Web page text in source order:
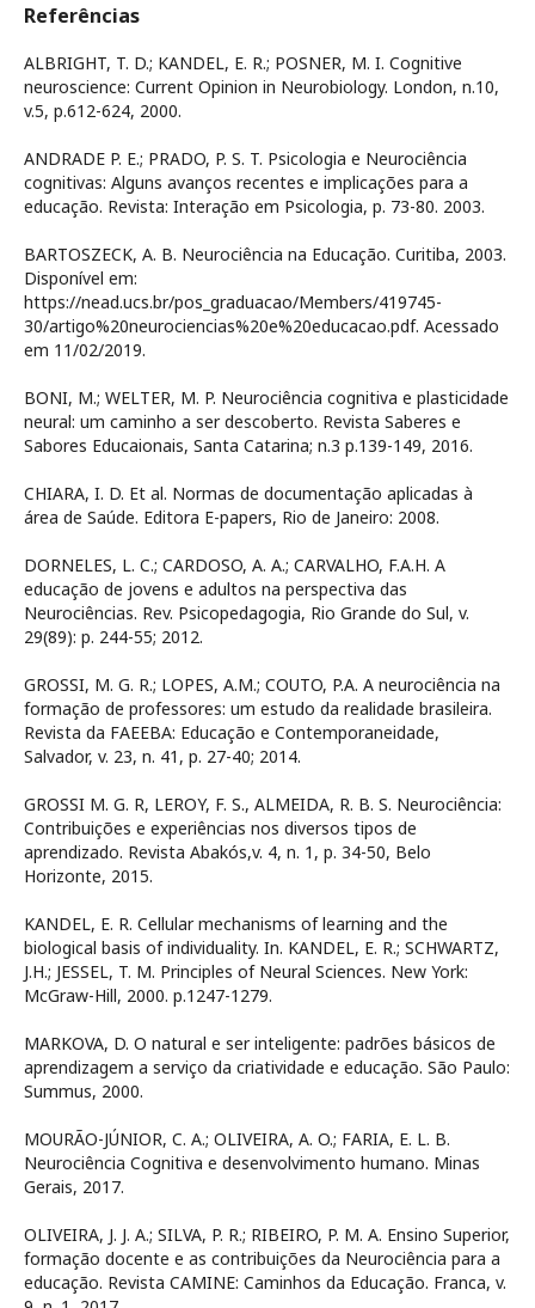
Referências
ALBRIGHT, T. D.; KANDEL, E. R.; POSNER, M. I. Cognitive
neuroscience: Current Opinion in Neurobiology. London, n.10,
v.5, p.612-624, 2000.
ANDRADE P. E.; PRADO, P. S. T. Psicologia e Neurociência
cognitivas: Alguns avanços recentes e implicações para a
educação. Revista: Interação em Psicologia, p. 73-80. 2003.
BARTOSZECK, A. B. Neurociência na Educação. Curitiba, 2003.
Disponível em:
https://nead.ucs.br/pos_graduacao/Members/419745-
30/artigo%20neurociencias%20e%20educacao.pdf. Acessado
em 11/02/2019.
BONI, M.; WELTER, M. P. Neurociência cognitiva e plasticidade
neural: um caminho a ser descoberto. Revista Saberes e
Sabores Educaionais, Santa Catarina; n.3 p.139-149, 2016.
CHIARA, I. D. Et al. Normas de documentação aplicadas à
área de Saúde. Editora E-papers, Rio de Janeiro: 2008.
DORNELES, L. C.; CARDOSO, A. A.; CARVALHO, F.A.H. A
educação de jovens e adultos na perspectiva das
Neurociências. Rev. Psicopedagogia, Rio Grande do Sul, v.
29(89): p. 244-55; 2012.
GROSSI, M. G. R.; LOPES, A.M.; COUTO, P.A. A neurociência na
formação de professores: um estudo da realidade brasileira.
Revista da FAEEBA: Educação e Contemporaneidade,
Salvador, v. 23, n. 41, p. 27-40; 2014.
GROSSI M. G. R, LEROY, F. S., ALMEIDA, R. B. S. Neurociência:
Contribuições e experiências nos diversos tipos de
aprendizado. Revista Abakós,v. 4, n. 1, p. 34-50, Belo
Horizonte, 2015.
KANDEL, E. R. Cellular mechanisms of learning and the
biological basis of individuality. In. KANDEL, E. R.; SCHWARTZ,
J.H.; JESSEL, T. M. Principles of Neural Sciences. New York:
McGraw-Hill, 2000. p.1247-1279.
MARKOVA, D. O natural e ser inteligente: padrões básicos de
aprendizagem a serviço da criatividade e educação. São Paulo:
Summus, 2000.
MOURÃO-JÚNIOR, C. A.; OLIVEIRA, A. O.; FARIA, E. L. B.
Neurociência Cognitiva e desenvolvimento humano. Minas
Gerais, 2017.
OLIVEIRA, J. J. A.; SILVA, P. R.; RIBEIRO, P. M. A. Ensino Superior,
formação docente e as contribuições da Neurociência para a
educação. Revista CAMINE: Caminhos da Educação. Franca, v.